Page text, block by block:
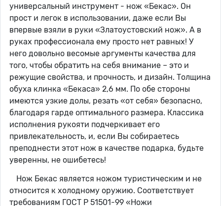
универсальный инструмент - нож «Бекас». Он
прост и легок в использовании, даже если Вы
впервые взяли в руки «Златоустовский нож». А в
руках профессионала ему просто нет равных! У
него довольно весомые аргументы качества для
того, чтобы обратить на себя внимание – это и
режущие свойства, и прочность, и дизайн. Толщина
обуха клинка «Бекаса» 2,6 мм. По обе стороны
имеются узкие долы, резать «от себя» безопасно,
благодаря гарде оптимального размера. Классика
исполнения рукояти подчеркивает его
привлекательность, и, если Вы собираетесь
преподнести этот нож в качестве подарка, будьте
уверенны, не ошибетесь!
Нож Бекас является ножом туристическим и не
относится к холодному оружию. Соответствует
требованиям ГОСТ Р 51501-99 «Ножи